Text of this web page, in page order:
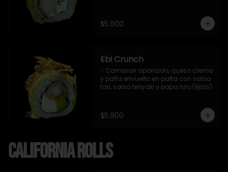
$5.900
Ebi Crunch
- Camaron apanado, queso crema
y palta envuelto en palta con salsa
tari, salsa teriyaki y papa hilo (8pzs)
$5.900
California Rolls